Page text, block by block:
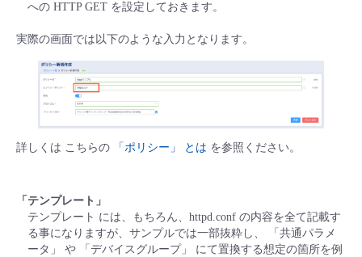
- クラウド / サーバー
- Flexible InterConnect
- vUTM2
への HTTP GET を設定しておきます。
実際の画面では以下のような入力となります。
詳しくは こちらの 「ポリシー」 とは を参照ください。
「テンプレート」
テンプレート には、もちろん、httpd.conf の内容を全て記載す
る事になりますが、サンプルでは一部抜粋し、 「共通パラメ
ータ」 や 「デバイスグループ」 にて置換する想定の箇所を例